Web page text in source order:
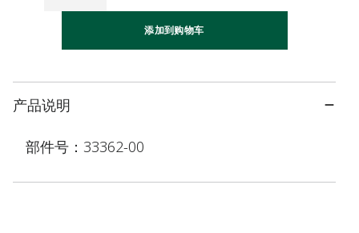
添加到购物车
产品说明
部件号：33362-00